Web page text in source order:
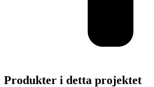
Produkter i detta projektet